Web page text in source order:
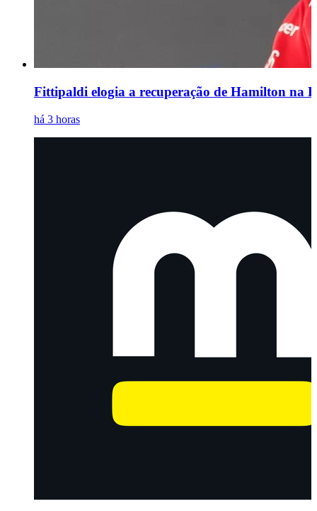
Fittipaldi elogia a recuperação de Hamilton na
há 3 horas